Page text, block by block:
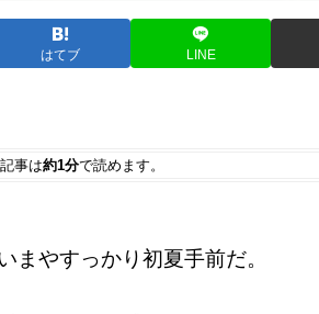
はてブ LINE
事は約1分で読めます。
まやすっかり初夏手前だ。